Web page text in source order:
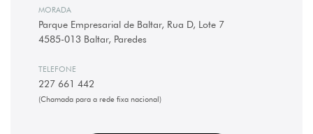
MORADA
Parque Empresarial de Baltar, Rua D, Lote 7
4585-013 Baltar, Paredes
TELEFONE
227 661 442
(Chamada para a rede fixa nacional)